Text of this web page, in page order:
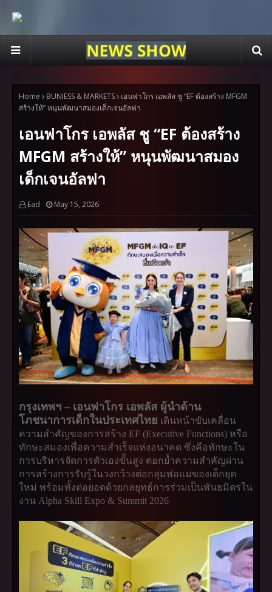
Home BUNIESS & MARKETS
เอนฟาโกร เอพลัส ชู “EF ต้องสร้าง MFGM
สร้างให้” หนุนพัฒนาสมองเด็กเจนอัลฟา
เอนฟาโกร เอพลัส ชู “EF ต้องสร้าง
MFGM สร้างให้” หนุนพัฒนาสมอง
เด็กเจนอัลฟา
Ead May 15, 2026
กรุงเทพฯ – เอนฟาโกร เอพลัส ผู้นำด้าน
โภชนาการเด็กในประเทศไทย เดินหน้าขับเคลื่อน
ความสำคัญของการสร้าง EF (Executive Functions) หรือ
ทักษะสมองเพื่อความสำเร็จแห่งอนาคต ซึ่งคือทักษะใน
การบริหารจัดการตัวเองขั้นสูง ตอกย้ำความสำคัญผ่าน
การสร้างการรับรู้ในวงกว้างต่อกลุ่มพ่อแม่ของเด็กยุค
ใหม่ พร้อมทั้งต่อยอดด้วยกลยุทธ์การร่วมเป็นพันธมิตรใน
งาน Alpha Skill Expo & Summit 2026